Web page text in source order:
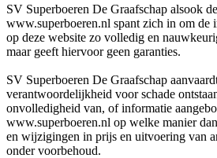
SV Superboeren De Graafschap alsook
www.superboeren.nl spant zich in om de
op deze website zo volledig en
maar geeft hiervoor geen garanties.
SV Superboeren De Graafschap
verantwoordelijkheid voor schade
onvolledigheid van, of informatie
www.superboeren.nl op welke manier
en wijzigingen in prijs en uitvoering van
onder voorbehoud.